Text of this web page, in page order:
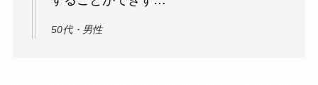
50代・男性